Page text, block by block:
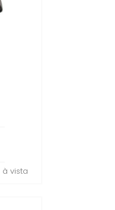
à vista